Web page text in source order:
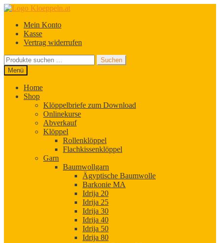
Zur
springen
Zum
springenMein Konto
Kasse
Vertrag widerrufen
Suchen
nach:
Suchen
Menü
Home
Shop
Klöppelbriefe zum Download
Onlinekurse
Abverkauf
Klöppel
Rollenklöppel
Flachkissenklöppel
Garn
Baumwollgarn
Ägyptische Baumwolle
Barkonie MA
Idrija 20
Idrija 25
Idrija 30
Idrija 40
Idrija 50
Idrija 80